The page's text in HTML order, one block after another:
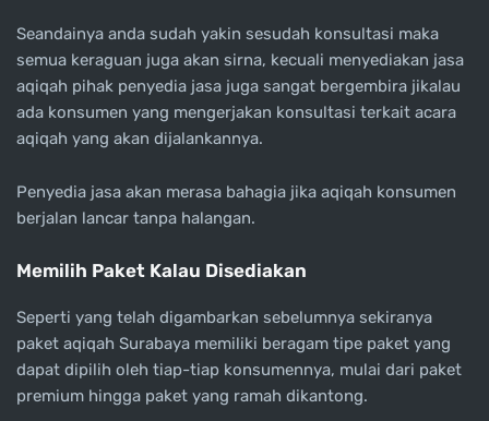
Seandainya anda sudah yakin sesudah konsultasi maka
semua keraguan juga akan sirna, kecuali menyediakan jasa
aqiqah pihak penyedia jasa juga sangat bergembira jikalau
ada konsumen yang mengerjakan konsultasi terkait acara
aqiqah yang akan dijalankannya.
Penyedia jasa akan merasa bahagia jika aqiqah konsumen
berjalan lancar tanpa halangan.
Memilih Paket Kalau Disediakan
Seperti yang telah digambarkan sebelumnya sekiranya
paket aqiqah Surabaya memiliki beragam tipe paket yang
dapat dipilih oleh tiap-tiap konsumennya, mulai dari paket
premium hingga paket yang ramah dikantong.